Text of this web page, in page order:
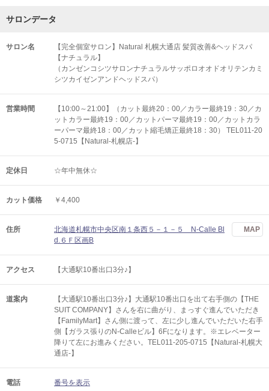
サロンデータ
サロン名
【完全個室サロン】Natural 札幌大通店 髪質改善&ヘッドスパ
【ナチュラル】
（カンゼンコシツサロンナチュラルサッポロオオドオリテンカミ
シツカイゼンアンドヘッドスパ）
営業時間
【10:00～21:00】（カット最終20：00／カラー最終19：30／カ
ットカラー最終19：00／カットパーマ最終19：00／カットカラ
ーパーマ最終18：00／カット縮毛矯正最終18：30） TEL011-20
5-0715【Natural-札幌店-】
定休日 ☆年中無休☆
カット価格 ￥4,400
住所
北海道札幌市中央区南１条西５－１－５ N-Calle Bl
d.６Ｆ区画B
MAP
アクセス 【大通駅10番出口3分♪】
道案内
【大通駅10番出口3分♪】大通駅10番出口を出て右手側の【THE
SUIT COMPANY】さんを右に曲がり、まっすぐ進んでいただき
【FamilyMart】さん側に渡って、左に少し進んでいただいた右手
側【ガラス張りのN-Calleビル】6Fになります。※エレベーター
降りて左にお進みください。TEL011-205-0715【Natural-札幌大
通店-】
電話 番号を表示